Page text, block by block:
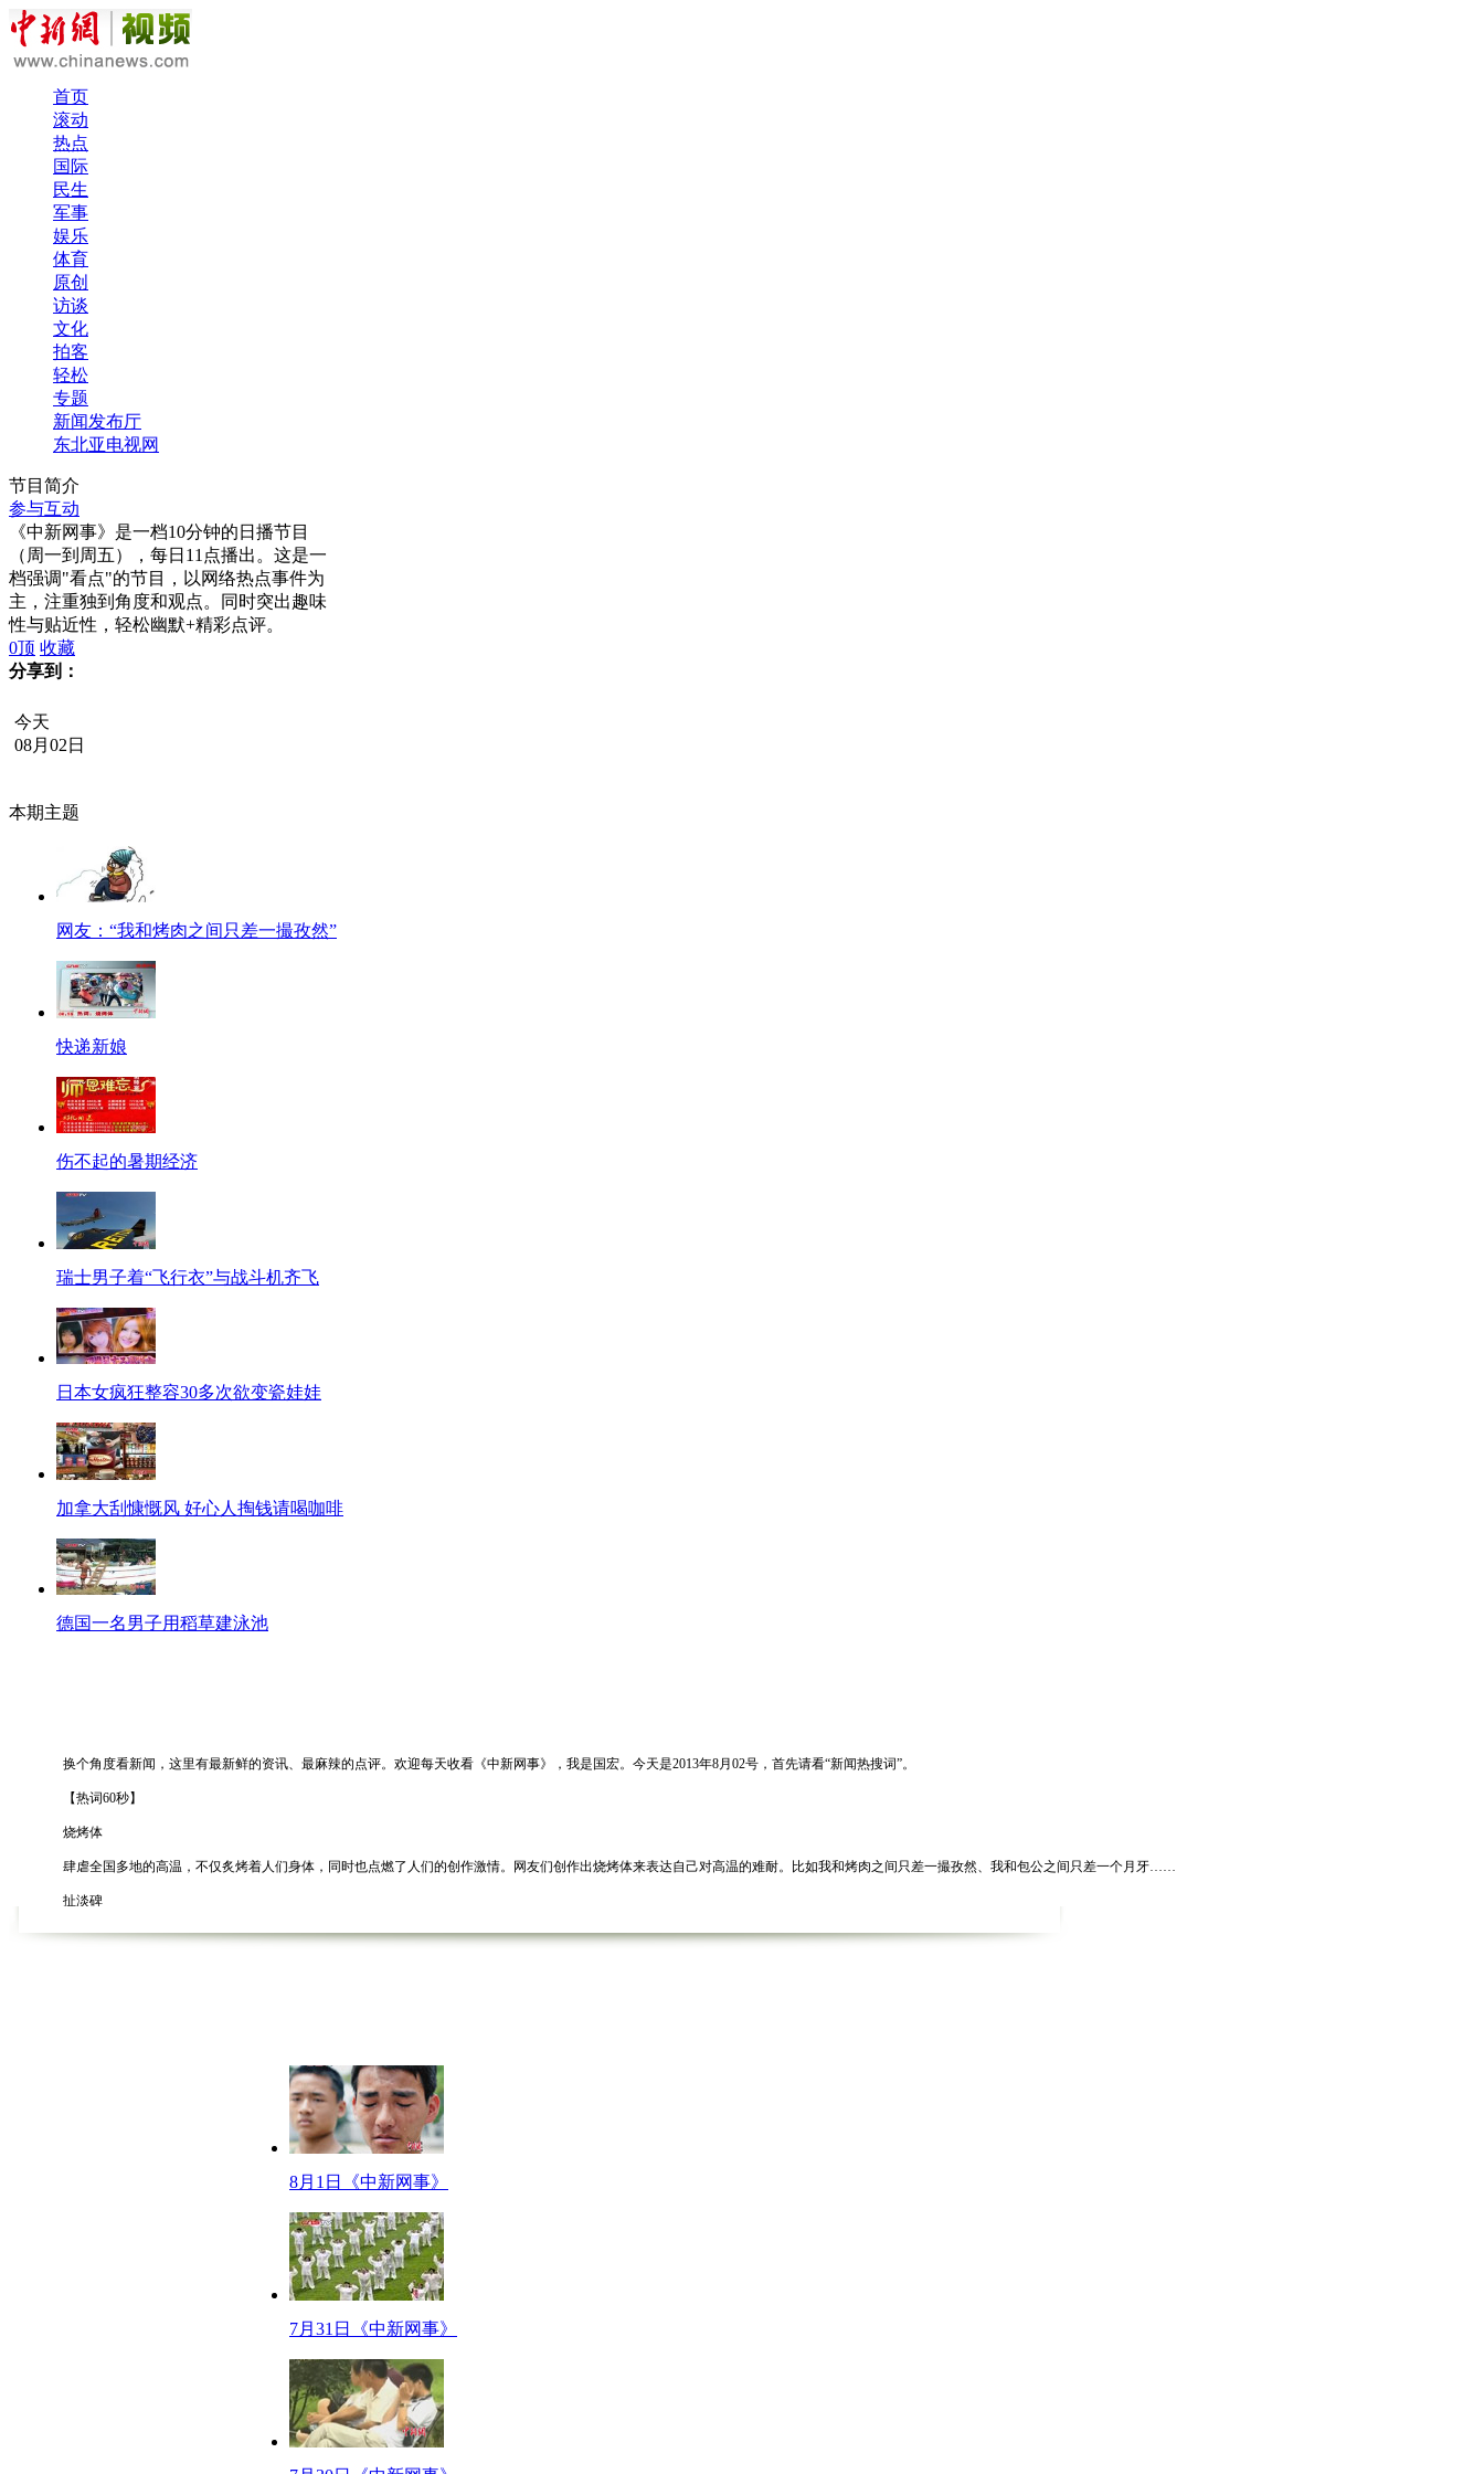
首页
滚动
热点
国际
民生
军事
娱乐
体育
原创
访谈
文化
拍客
轻松
专题
新闻发布厅
东北亚电视网
节目简介
参与互动
《中新网事》是一档10分钟的日播节目
（周一到周五），每日11点播出。这是一
档强调"看点"的节目，以网络热点事件为
主，注重独到角度和观点。同时突出趣味
性与贴近性，轻松幽默+精彩点评。
0顶 收藏
分享到：
今天
08月02日
本期主题
网友：“我和烤肉之间只差一撮孜然”
快递新娘
伤不起的暑期经济
瑞士男子着“飞行衣”与战斗机齐飞
日本女疯狂整容30多次欲变瓷娃娃
加拿大刮慷慨风 好心人掏钱请喝咖啡
德国一名男子用稻草建泳池
换个角度看新闻，这里有最新鲜的资讯、最麻辣的点评。欢迎每天收看《中新网事》，我是国宏。今天是2013年8月02号，首先请看“新闻热搜词”。
【热词60秒】
烧烤体
肆虐全国多地的高温，不仅炙烤着人们身体，同时也点燃了人们的创作激情。网友们创作出烧烤体来表达自己对高温的难耐。比如我和烤肉之间只差一撮孜然、我和包公之间只差一个月牙……
扯淡碑
一般的墓碑会刻上“流芳百世”“永垂不朽”等字，河南有网友在公园游玩时，发现一墓碑上刻着“扯淡”，碑首横刻“再不来了”。工作人员称，可能是墓碑主人活着时不如愿，悲观厌世，临死前写下“扯淡，再不来了”。
香港航空公司最近开始向空勤人员教授咏春拳，以应对“空怒族”的攻击。网友支招：把十八般武艺都学了，看那些素质差的乘客还敢不敢再飞扬跋扈。
【口播】进入暑假，很多地方的气温都超过了历史极致，不少网友调侃，中国已经进入“烧烤模式”啦！其实和气温一样炙手可热的还有暑期经济。随着暑假的到来，学生们的消费确实拉动了不少经济的发展。商家们是高兴了，不少家长却
进入暑假，各类旅游夏令营、培训班便接踵而至、花样百出。名目繁多的谢师宴也粉墨登场，贵的上千元，便宜的也要五六百……“暑期经济”的兴盛，完全应了“孩子的钱最好赚”这句老话。如今大多是独生子女家庭，父母望子成龙、望女
成凤心切，对于孩子的消费毫不含糊——“再苦不能苦孩子”。
(那你现在准备去旅游吗？)对。和那个同学一起去。(打算去那里？)去那个浙江西塘那边，然后正好是两天的。(是跟团吗？)是跟团。(大概花费多少钱？)是360元。
8月1日《中新网事》
7月31日《中新网事》